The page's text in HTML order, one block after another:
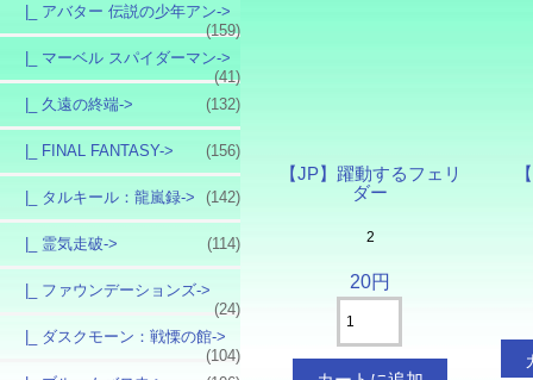
|_ アバター 伝説の少年アン->
(159)
|_ マーベル スパイダーマン->
(41)
|_ 久遠の終端->
(132)
|_ FINAL FANTASY-> (156)
|_ タルキール：龍嵐録-> (142)
|_ 霊気走破-> (114)
|_ ファウンデーションズ->
(24)
|_ ダスクモーン：戦慄の館->
(104)
【JP】躍動するフェリ
ダー
2
20円